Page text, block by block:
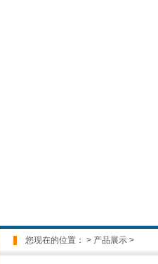
您现在的位置： > 产品展示 >